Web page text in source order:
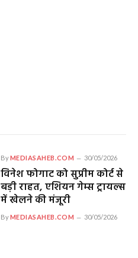
ByMEDIASAHEB.COM 30/05/2026
विनेश फोगाट को सुप्रीम कोर्ट से
बड़ी राहत, एशियन गेम्स ट्रायल्स
में खेलने की मंजूरी
ByMEDIASAHEB.COM 30/05/2026